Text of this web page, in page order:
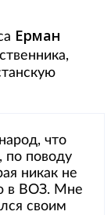
Ерман
что
по поводу
никак не
в ВОЗ. Мне
своим